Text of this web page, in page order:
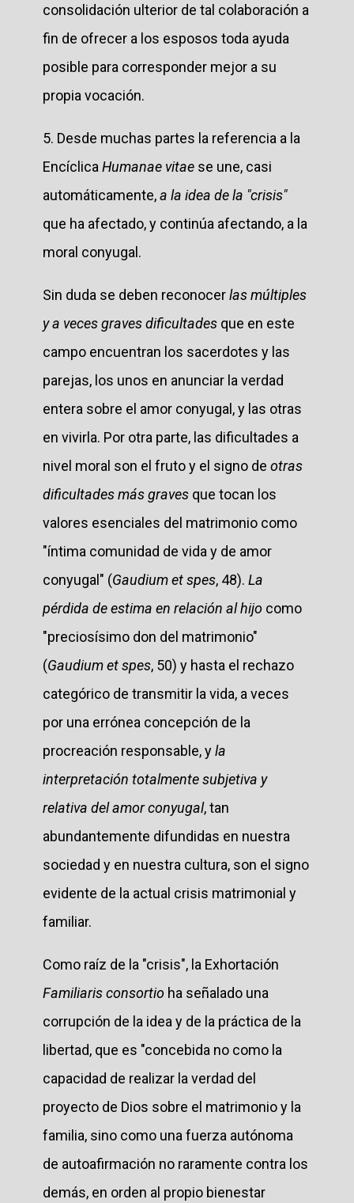
consolidación ulterior de tal colaboración a
fin de ofrecer a los esposos toda ayuda
posible para corresponder mejor a su
propia vocación.
5. Desde muchas partes la referencia a la
Encíclica Humanae vitae se une, casi
automáticamente,a la idea de la "crisis"
que ha afectado, y continúa afectando, a la
moral conyugal.
Sin duda se deben reconocerlas múltiples
y a veces graves dificultades que en este
campo encuentran los sacerdotes y las
parejas, los unos en anunciar la verdad
entera sobre el amor conyugal, y las otras
en vivirla. Por otra parte, las dificultades a
nivel moral son el fruto y el signo de otras
dificultades más graves que tocan los
valores esenciales del matrimonio como
"íntima comunidad de vida y de amor
conyugal" (Gaudium et spes, 48). La
pérdida de estima en relación al hijo como
"preciosísimo don del matrimonio"
(Gaudium et spes, 50) y hasta el rechazo
categórico de transmitir la vida, a veces
por una errónea concepción de la
procreación responsable, yla
interpretación totalmente subjetiva y
relativa del amor conyugal, tan
abundantemente difundidas en nuestra
sociedad y en nuestra cultura, son el signo
evidente de la actual crisis matrimonial y
familiar.
Como raíz de la "crisis", la Exhortación
Familiaris consortio ha señalado una
corrupción de la idea y de la práctica de la
libertad, que es "concebida no como la
capacidad de realizar la verdad del
proyecto de Dios sobre el matrimonio y la
familia, sino como una fuerza autónoma
de autoafirmación no raramente contra los
demás, en orden al propio bienestar